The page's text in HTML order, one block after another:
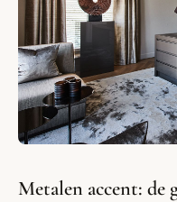
Metalen accent: de